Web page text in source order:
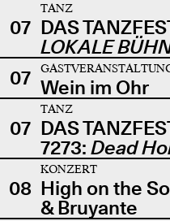
07
TANZ
DAS
LOKALE
07 Wein im Ohr
07
TANZ
DAS
7273: Dead
08
KONZERT
High on the
& Bruyante